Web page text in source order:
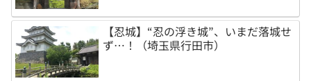
【忍城】“忍の浮き城”、いまだ落城せ
ず…！（埼玉県行田市）